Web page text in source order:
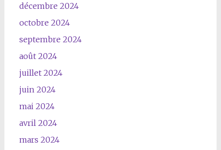
décembre 2024
octobre 2024
septembre 2024
août 2024
juillet 2024
juin 2024
mai 2024
avril 2024
mars 2024